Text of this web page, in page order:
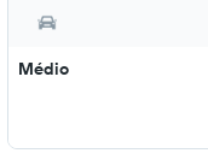
Médio